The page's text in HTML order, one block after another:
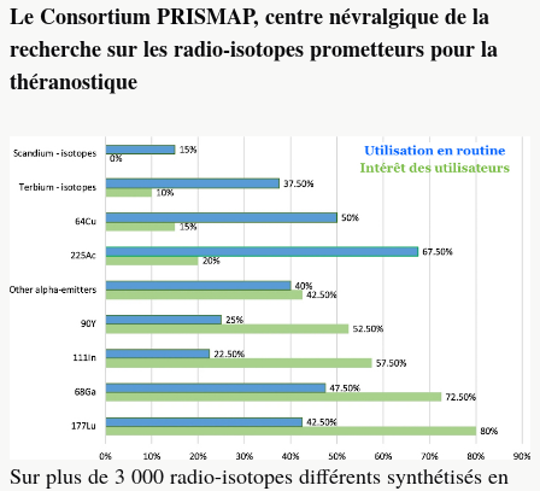
Le Consortium PRISMAP, centre névralgique de la
recherche sur les radio-isotopes prometteurs pour la
théranostique
Sur plus de 3 000 radio-isotopes différents synthétisés en